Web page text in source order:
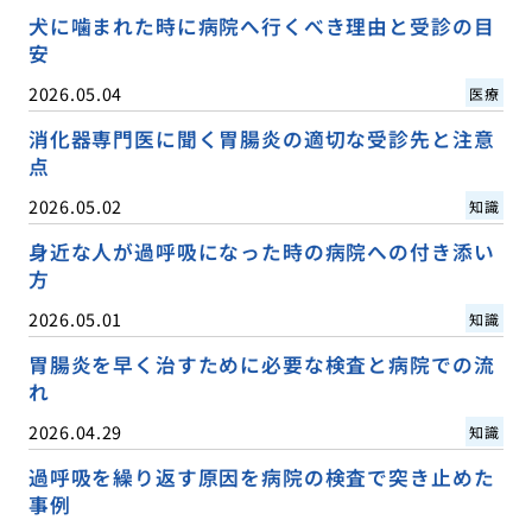
犬に噛まれた時に病院へ行くべき理由と受診の目
安
2026.05.04 医療
消化器専門医に聞く胃腸炎の適切な受診先と注意
点
2026.05.02 知識
身近な人が過呼吸になった時の病院への付き添い
方
2026.05.01 知識
胃腸炎を早く治すために必要な検査と病院での流
れ
2026.04.29 知識
過呼吸を繰り返す原因を病院の検査で突き止めた
事例